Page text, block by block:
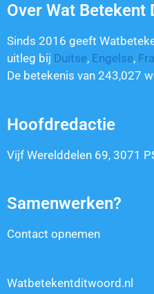
Over Wat Betekent
Sinds 2016 geeft
uitleg bij Duitse, Engelse,
De betekenis van 243,027
Hoofdredactie
Vijf Werelddelen 69, 3071
Samenwerken?
Contact opnemen
Watbetekentditwoord.nl